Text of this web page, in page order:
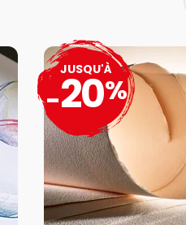
JUSQU'À
-20%